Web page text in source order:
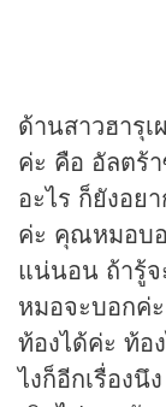
ด้านสาวฮารุ
ค่ะ คือ อัลตร้
อะไร ก็ยังอย
ค่ะ คุณหมอบ
แน่นอน ถ้ารู้
หมอจะบอกค่
ท้องได้ค่ะ ท้อ
ไงก็อีกเรื่อง